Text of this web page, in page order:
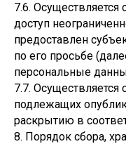
7.6.
доступ
предоставлен
по его просьбе
персональные
7.7.
подлежащих
раскрытию в
8. Порядок сбора,